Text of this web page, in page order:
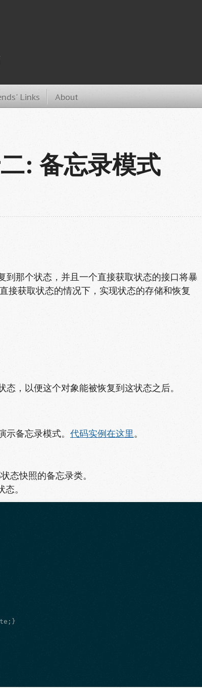
Links About
: 备忘录模式
那个状态，并且一个直接获取状态的接口将暴
接获取状态的情况下，实现状态的存储和恢复
，以便这个对象能被恢复到这状态之后。
备忘录模式。 代码实例在这里。
态快照的备忘录类。
。